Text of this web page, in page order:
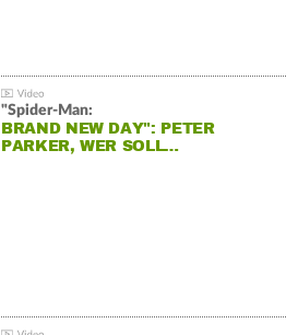
"Spider-Man:
BRAND NEW DAY": PETER
PARKER, WER SOLL…